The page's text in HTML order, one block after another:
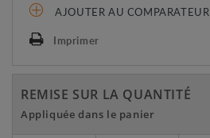
AJOUTER AU COMPARATEUR
Imprimer
REMISE SUR LA QUANTITÉ
Appliquée dans le panier